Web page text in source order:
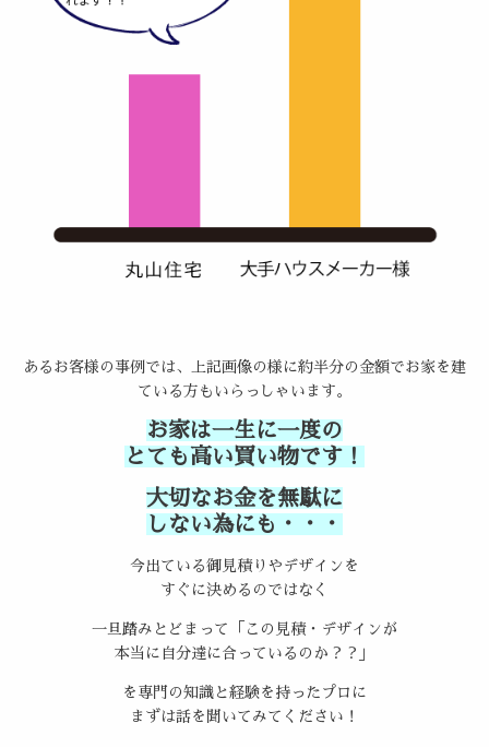
あるお客様の事例では、上記画像の様に約半分の金額でお家を建
ている方もいらっしゃいます。
お家は一生に一度の
とても高い買い物です！
大切なお金を無駄に
しない為にも・・・
今出ている御見積りやデザインを
すぐに決めるのではなく
一旦踏みとどまって「この見積・デザインが
本当に自分達に合っているのか？？」
を専門の知識と経験を持ったプロに
まずは話を聞いてみてください！